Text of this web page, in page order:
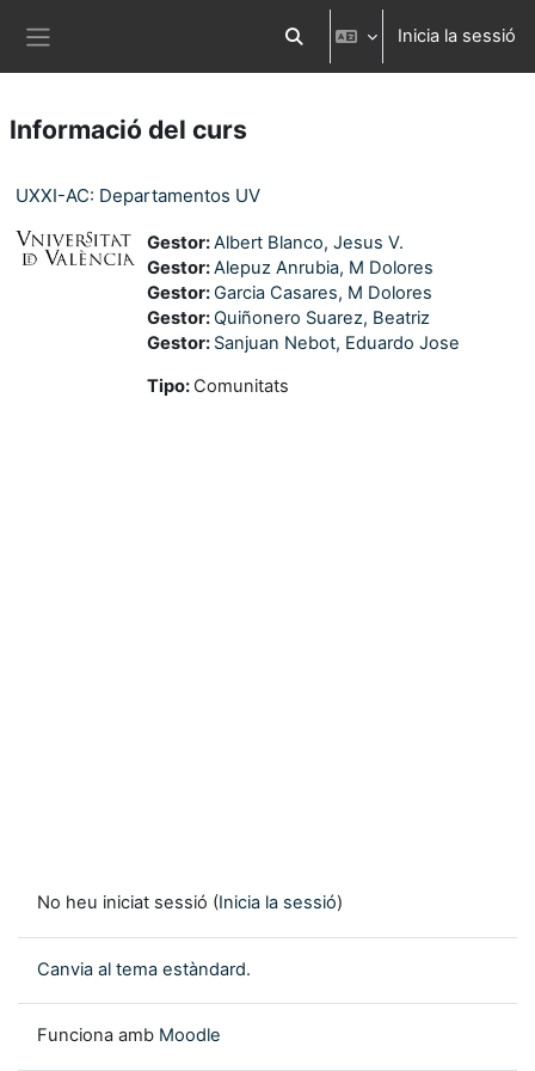
Commuta l'entrada de la cerca
Inicia la sessió
Informació del curs
UXXI-AC: Departamentos UV
Gestor:Albert Blanco, Jesus V.
Gestor:Alepuz Anrubia, M Dolores
Gestor:Garcia Casares, M Dolores
Gestor:Quiñonero Suarez, Beatriz
Gestor: Sanjuan Nebot, Eduardo Jose
Tipo: Comunitats
No heu iniciat sessió (Inicia la sessió)
Canvia al tema estàndard.
Funciona amb Moodle